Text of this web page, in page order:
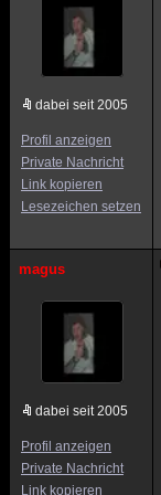
dabei seit 2005
Profil anzeigen
Private Nachricht
Link kopieren
Lesezeichen setzen
magus
dabei seit 2005
Profil anzeigen
Private Nachricht
Link kopieren